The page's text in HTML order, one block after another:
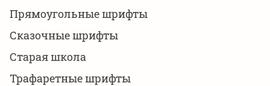
Прямоугольные шрифты
Сказочные шрифты
Старая школа
Трафаретные шрифты